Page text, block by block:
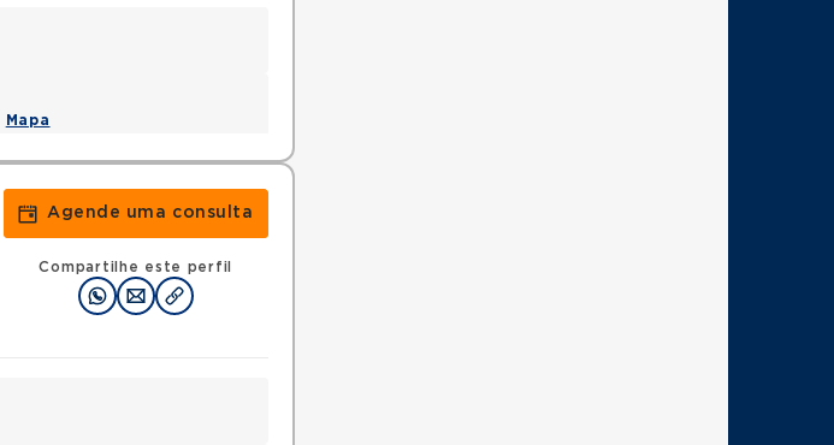
Mapa
Agende uma consulta
Compartilhe este perfil